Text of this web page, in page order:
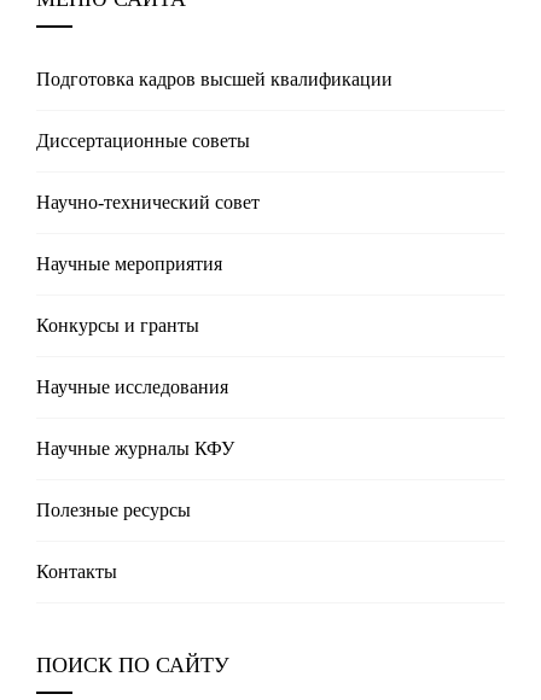
Подготовка кадров высшей квалификации
Диссертационные советы
Научно-технический совет
Научные мероприятия
Конкурсы и гранты
Научные исследования
Научные журналы КФУ
Полезные реcурсы
Контакты
ПОИСК ПО САЙТУ